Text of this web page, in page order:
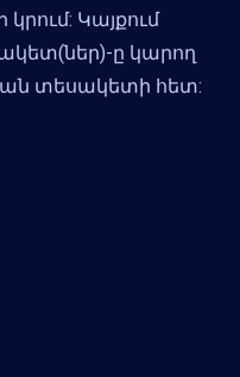
Կայքում
ը կարող
տեսակետի հետ: